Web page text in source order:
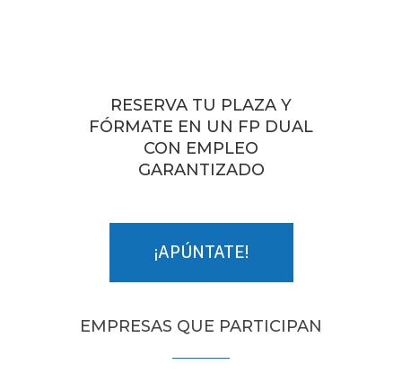
RESERVA TU PLAZA Y
FÓRMATE EN UN FP DUAL
CON EMPLEO
GARANTIZADO
¡APÚNTATE!
EMPRESAS QUE PARTICIPAN